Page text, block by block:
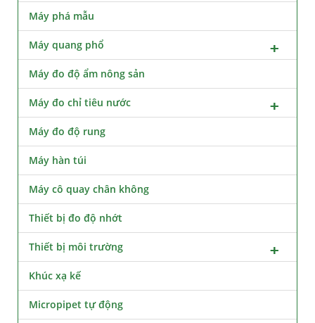
Máy phá mẫu
Máy quang phổ
Máy đo độ ẩm nông sản
Máy đo chỉ tiêu nước
Máy đo độ rung
Máy hàn túi
Máy cô quay chân không
Thiết bị đo độ nhớt
Thiết bị môi trường
Khúc xạ kế
Micropipet tự động